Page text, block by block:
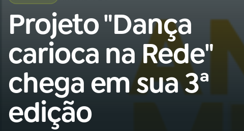
Buscar
na
Rádio
MEC
Início AO VIVO
01 INÍCIO
02 A RÁDIO
Projeto "Dança
carioca na Rede"
chega em sua 3ª
edição